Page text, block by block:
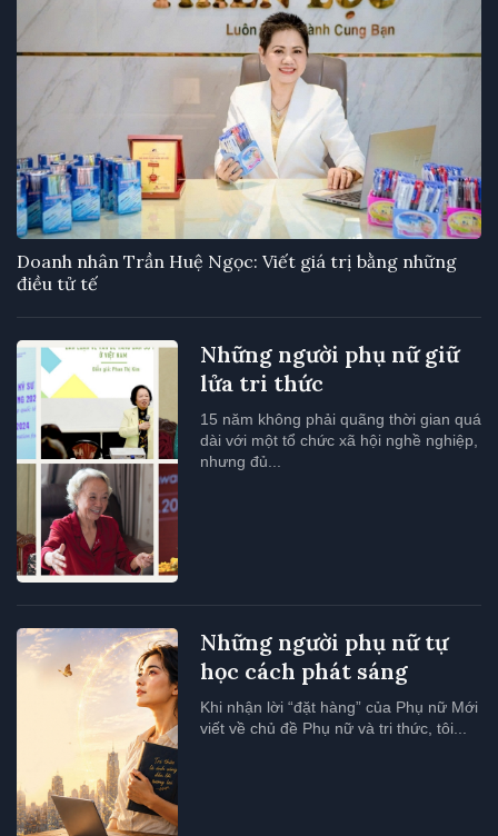
Doanh nhân Trần Huệ Ngọc: Viết giá trị bằng những
điều tử tế
Những người phụ nữ giữ
lửa tri thức
15 năm không phải quãng thời gian quá
dài với một tổ chức xã hội nghề nghiệp,
nhưng đủ...
Những người phụ nữ tự
học cách phát sáng
Khi nhận lời “đặt hàng” của Phụ nữ Mới
viết về chủ đề Phụ nữ và tri thức, tôi...